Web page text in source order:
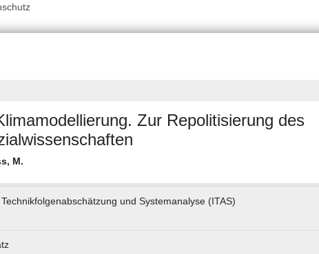
Zur Repolitisierung des
M.
und Systemanalyse (ITAS)